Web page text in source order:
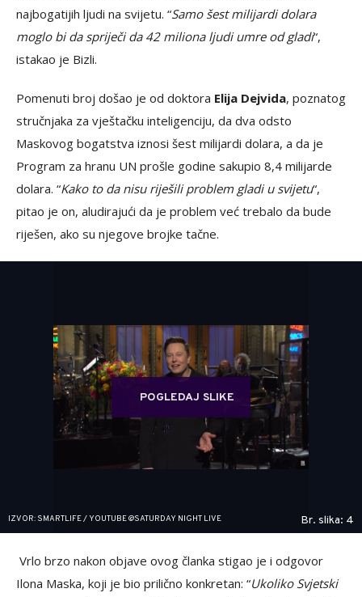
najbogatijih ljudi na svijetu. “Samo šest milijardi dolara
moglo bi da spriječi da 42 miliona ljudi umre od gladi“,
istakao je Bizli.
Pomenuti broj došao je od doktora Elija Dejvida, poznatog
stručnjaka za vještačku inteligenciju, da dva odsto
Maskovog bogatstva iznosi šest milijardi dolara, a da je
Program za hranu UN prošle godine sakupio 8,4 milijarde
dolara. “Kako to da nisu riješili problem gladi u svijetu“,
pitao je on, aludirajući da je problem već trebalo da bude
riješen, ako su njegove brojke tačne.
POGLEDAJ SLIKE
IZVOR: SMARTLIFE / YOUTUBE @SATURDAY NIGHT LIVE Br. slika: 4
Vrlo brzo nakon objave ovog članka stigao je i odgovor
Ilona Maska, koji je bio prilično konkretan: “Ukoliko Svjetski